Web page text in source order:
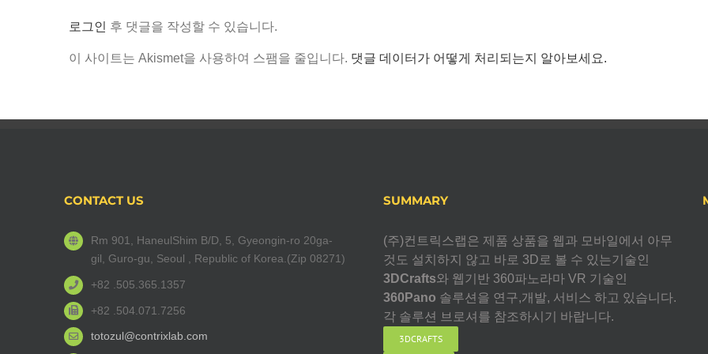
로그인 후 댓글을 작성할 수 있습니다.
이 사이트는 Akismet을 사용하여 스팸을 줄입니다. 댓글 데이터가 어떻게 처리되는지 알아보세요.
CONTACT US
Rm 901, HaneulShim B/D, 5, Gyeongin-ro 20ga-
gil, Guro-gu, Seoul , Republic of Korea.(Zip 08271)
+82 .505.365.1357
+82 .504.071.7256
totozul@contrixlab.com
SUMMARY
(주)컨트릭스랩은 제품 상품을 웹과 모바일에서 아무
것도 설치하지 않고 바로 3D로 볼 수 있는기술인
3DCrafts와 웹기반 360파노라마 VR 기술인
360Pano 솔루션을 연구,개발, 서비스 하고 있습니다.
각 솔루션 브로셔를 참조하시기 바랍니다.
3DCRAFTS